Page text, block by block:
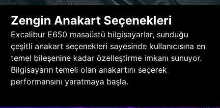
Zengin Anakart Seçenekleri
Excalibur E650 masaüstü bilgisayarlar, sunduğu
çeşitli anakart seçenekleri sayesinde kullanıcısına en
temel bileşenine kadar özelleştirme imkanı sunuyor.
Bilgisayarın temeli olan anakartını seçerek
performansını yaratmaya başla.